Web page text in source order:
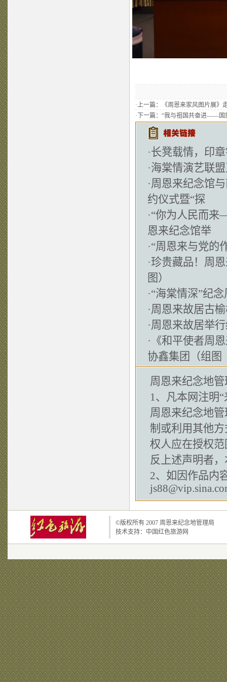
·上一篇：
《周恩来家风图片展》
·下一篇： “我与祖国共奋进——国
·长凳载情，印
·海棠情演艺联
·周恩来纪念馆
约仪式暨“探
·“你为人民而来
恩来纪念馆举
·“周恩来与党的
·珍贵藏品！周
图）
·“海棠情深”纪
·周恩来故居古
·周恩来故居举
· 《和平使者周
协鑫集团（组图
周恩来纪念地
1、凡本网注明
周恩来纪念地
制或利用其他
权人应在授权
反上述声明者
2、如因作品内
©版权所有 2007 周恩来纪念地管理局
技术支持： 中国红色旅游网